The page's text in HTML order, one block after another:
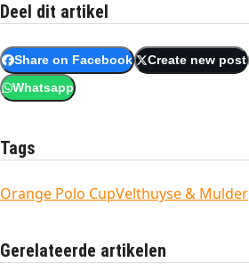
Deel dit artikel
Share on Facebook Create new post
Whatsapp
Tags
Orange Polo CupVelthuyse & Mulder
Gerelateerde artikelen